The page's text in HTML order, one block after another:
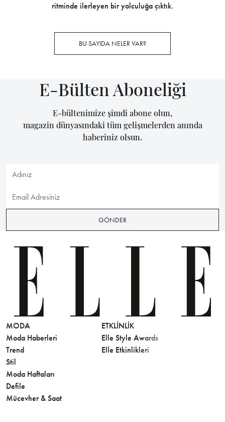
ritminde ilerleyen bir yolculuğa çıktık.
BU SAYIDA NELER VAR?
E-Bülten Aboneliği
E-bültenimize şimdi abone olun,
magazin dünyasındaki tüm gelişmelerden anında
haberiniz olsun.
GÖNDER
MODA
Moda Haberleri
Trend
Stil
Moda Haftaları
Defile
Mücevher & Saat
ETKLINLIK
Elle Style Awards
Elle Etkinlikleri